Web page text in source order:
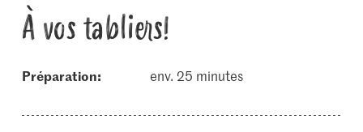
À vos tabliers!
Préparation: env. 25 minutes